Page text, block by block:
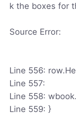
k the boxes for
Source Error:
Line 556:
Line 557:
Line 558:
Line 559: }